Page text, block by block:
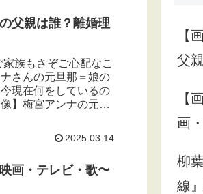
父親は誰？離婚理
族もさぞご心配なこ
さんの元旦那＝娘の
現在何をしているの
】梅宮アンナの元旦
2025.03.14
画・テレビ・歌〜
【
父
【
画
柳
線